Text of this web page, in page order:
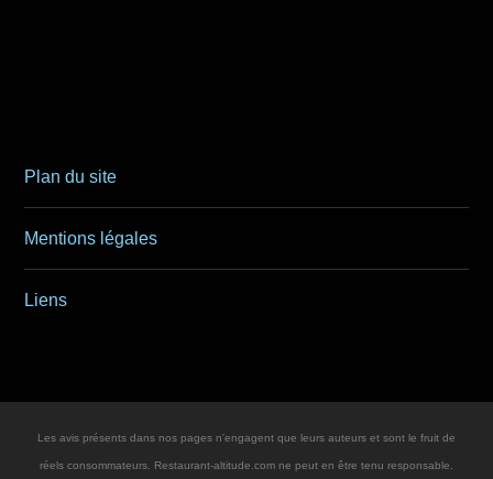
Plan du site
Mentions légales
Liens
Les avis présents dans nos pages n'engagent que leurs auteurs et sont le fruit de
réels consommateurs. Restaurant-altitude.com ne peut en être tenu responsable.